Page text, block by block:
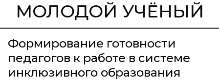
МОЛОДОЙ УЧЁНЫЙ
Формирование готовности
педагогов к работе в системе
инклюзивного образования